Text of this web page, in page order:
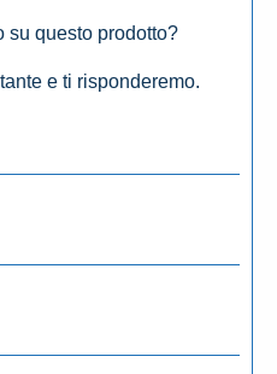
su questo prodotto?
e ti risponderemo.